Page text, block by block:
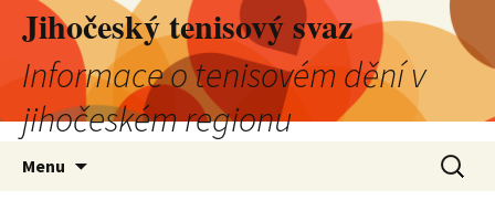
Jihočeský tenisový svaz
Informace o tenisovém dění v
jihočeském regionu
Menu